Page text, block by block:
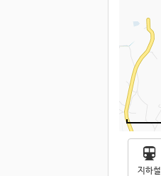
지하철